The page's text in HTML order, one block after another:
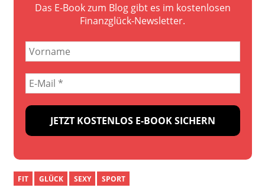
Das E-Book zum Blog gibt es im kostenlosen
Finanzglück-Newsletter.
FIT GLÜCK SEXY SPORT